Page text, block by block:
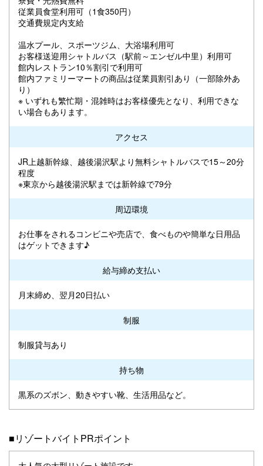
従業員食堂利用可（1食350円）
交通費規定内支給
温水プール、スポーツジム、大浴場利用可
お客様送迎用シャトルバス（駅前～エンゼル中里）利用可
館内レストラン10％割引で利用可
館内ファミリーマートの商品は従業員割引あり（一部除外あ
り）
※ いずれも繁忙期・混雑時はお客様優先となり、利用できな
い場合もあります。
アクセス
JR上越新幹線、越後湯沢駅より無料シャトルバスで15～20分
程度
※東京から越後湯沢駅までは新幹線で79分
周辺環境
お仕事をされるコンビニや売店で、食べものや簡単な日用品
はゲットできます♪
給与締め支払い
月末締め、翌月20日払い
制服
制服貸与あり
持ち物
黒系のズボン、動きやすい靴、生活用品など。
■リゾートバイトPRポイント